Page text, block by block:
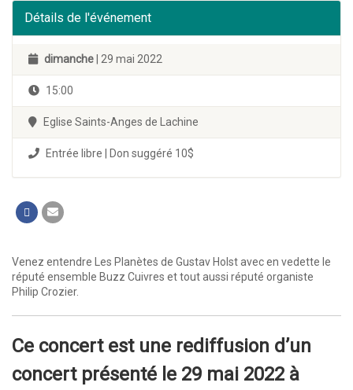
Détails de l'événement
dimanche| 29 mai 2022
15:00
Eglise Saints-Anges de Lachine
Entrée libre | Don suggéré 10$
Venez entendre Les Planètes de Gustav Holst avec en vedette le
réputé ensemble Buzz Cuivres et tout aussi réputé organiste
Philip Crozier.
Ce concert est une rediffusion d’un
concert présenté le 29 mai 2022 à